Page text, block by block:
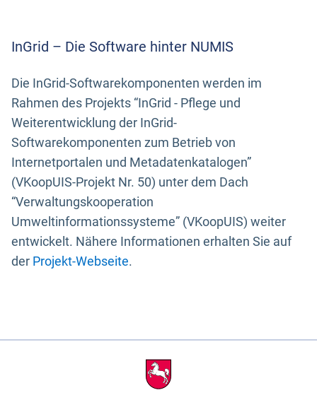
InGrid – Die Software hinter NUMIS
Die InGrid-Softwarekomponenten werden im
Rahmen des Projekts “InGrid - Pflege und
Weiterentwicklung der InGrid-
Softwarekomponenten zum Betrieb von
Internetportalen und Metadatenkatalogen”
(VKoopUIS-Projekt Nr. 50) unter dem Dach
“Verwaltungskooperation
Umweltinformationssysteme” (VKoopUIS) weiter
entwickelt. Nähere Informationen erhalten Sie auf
der Projekt-Webseite.